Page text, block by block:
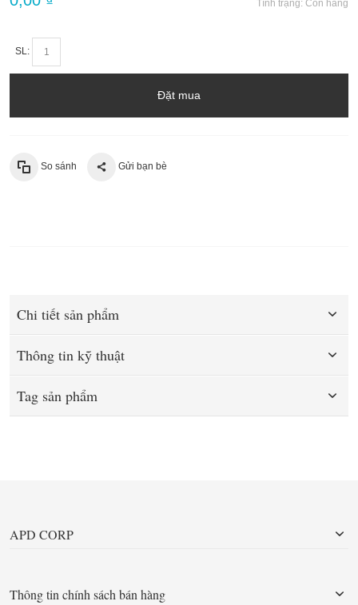
Tình trạng: Còn hàng
SL:
Đặt mua
So sánh Gửi bạn bè
Chi tiết sản phẩm
Thông tin kỹ thuật
Tag sản phẩm
APD CORP
Thông tin chính sách bán hàng